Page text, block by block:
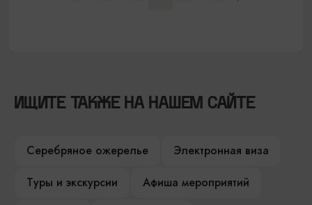
ИЩИТЕ ТАКЖЕ НА НАШЕМ САЙТЕ
Серебряное ожерелье
Электронная виза
Туры и экскурсии
Афиша мероприятий